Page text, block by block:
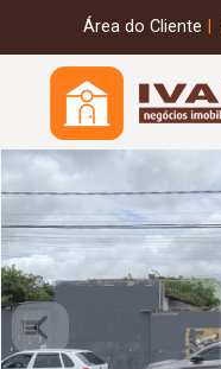
Área do Cliente